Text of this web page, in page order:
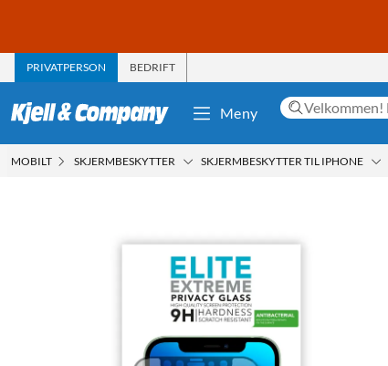
PRIVATPERSON BEDRIFT
Meny
MOBILT SKJERMBESKYTTER SKJERMBESKYTTER TIL IPHONE